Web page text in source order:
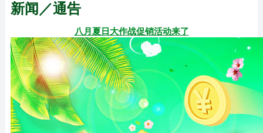
新闻／通告
八月夏日大作战促销活动来了